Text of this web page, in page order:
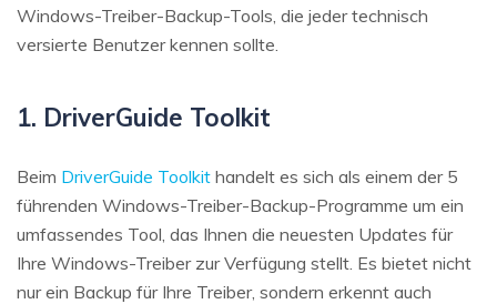
Windows-Treiber-Backup-Tools, die jeder technisch
versierte Benutzer kennen sollte.
1. DriverGuide Toolkit
Beim DriverGuide Toolkit handelt es sich als einem der 5
führenden Windows-Treiber-Backup-Programme um ein
umfassendes Tool, das Ihnen die neuesten Updates für
Ihre Windows-Treiber zur Verfügung stellt. Es bietet nicht
nur ein Backup für Ihre Treiber, sondern erkennt auch